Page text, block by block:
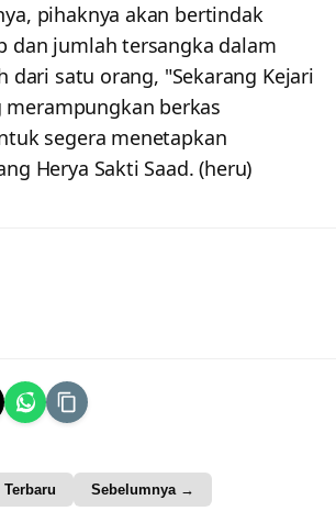
pihaknya akan bertindak
dan jumlah tersangka dalam
dari satu orang, "Sekarang Kejari
merampungkan berkas
segera menetapkan
Herya Sakti Saad. (heru)
Sebelumnya →